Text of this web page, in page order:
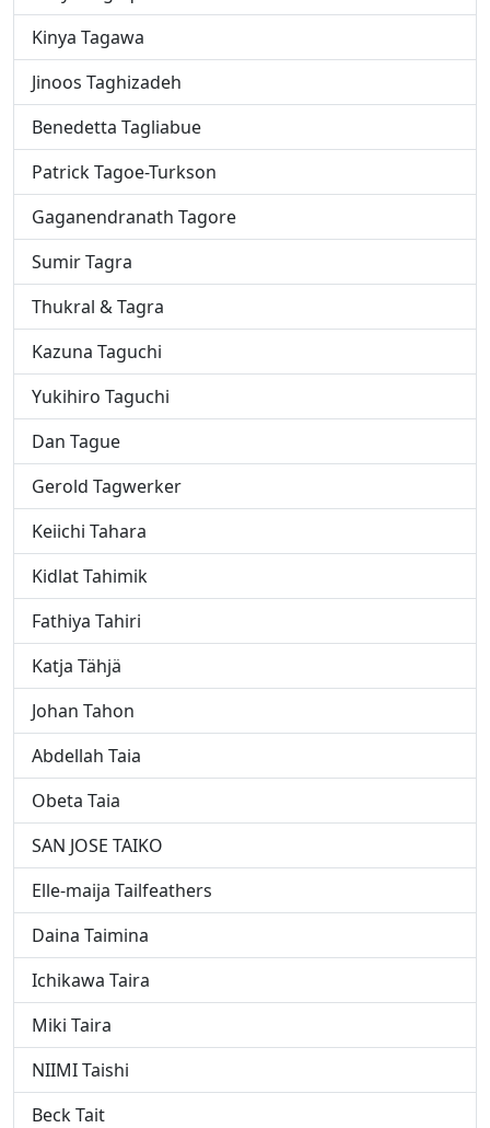
Kinya Tagawa
Jinoos Taghizadeh
Benedetta Tagliabue
Patrick Tagoe-Turkson
Gaganendranath Tagore
Sumir Tagra
Thukral & Tagra
Kazuna Taguchi
Yukihiro Taguchi
Dan Tague
Gerold Tagwerker
Keiichi Tahara
Kidlat Tahimik
Fathiya Tahiri
Katja Tähjä
Johan Tahon
Abdellah Taia
Obeta Taia
SAN JOSE TAIKO
Elle-maija Tailfeathers
Daina Taimina
Ichikawa Taira
Miki Taira
NIIMI Taishi
Beck Tait